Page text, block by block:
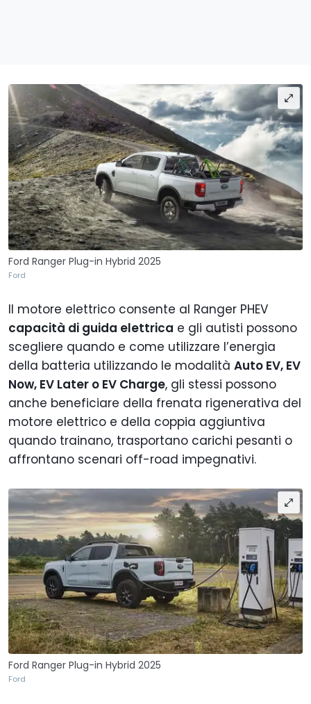
Ford Ranger Plug-in Hybrid 2025
Ford
Il motore elettrico consente al Ranger PHEV
capacità di guida elettrica e gli autisti possono
scegliere quando e come utilizzare l’energia
della batteria utilizzando le modalità Auto EV, EV
Now, EV Later o EV Charge, gli stessi possono
anche beneficiare della frenata rigenerativa del
motore elettrico e della coppia aggiuntiva
quando trainano, trasportano carichi pesanti o
affrontano scenari off-road impegnativi.
Ford Ranger Plug-in Hybrid 2025
Ford